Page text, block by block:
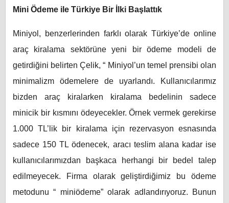
Mini Ödeme ile Türkiye Bir İlki Başlattık
Miniyol, benzerlerinden farklı olarak Türkiye’de online
araç kiralama sektörüne yeni bir ödeme modeli de
getirdiğini belirten Çelik, “ Miniyol’un temel prensibi olan
minimalizm ödemelere de uyarlandı. Kullanıcılarımız
bizden araç kiralarken kiralama bedelinin sadece
minicik bir kısmını ödeyecekler. Örnek vermek gerekirse
1.000 TL’lik bir kiralama için rezervasyon esnasında
sadece 150 TL ödenecek, aracı teslim alana kadar ise
kullanıcılarımızdan başkaca herhangi bir bedel talep
edilmeyecek. Firma olarak geliştirdiğimiz bu ödeme
metodunu “ miniödeme” olarak adlandırıyoruz. Bunun